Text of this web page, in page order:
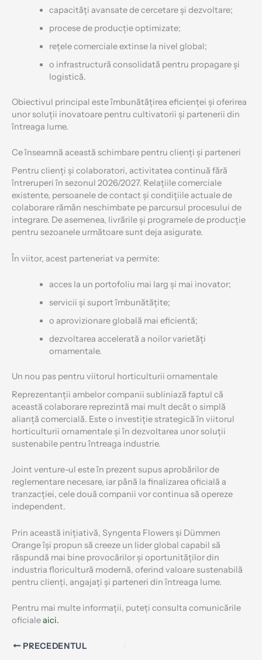
capacități avansate de cercetare și dezvoltare;
procese de producție optimizate;
rețele comerciale extinse la nivel global;
o infrastructură consolidată pentru propagare și
logistică.
Obiectivul principal este îmbunătățirea eficienței și oferirea
unor soluții inovatoare pentru cultivatorii și partenerii din
întreaga lume.
Ce înseamnă această schimbare pentru clienți și parteneri
Pentru clienți și colaboratori, activitatea continuă fără
întreruperi în sezonul 2026/2027. Relațiile comerciale
existente, persoanele de contact și condițiile actuale de
colaborare rămân neschimbate pe parcursul procesului de
integrare. De asemenea, livrările și programele de producție
pentru sezoanele următoare sunt deja asigurate.
În viitor, acest parteneriat va permite:
acces la un portofoliu mai larg și mai inovator;
servicii și suport îmbunătățite;
o aprovizionare globală mai eficientă;
dezvoltarea accelerată a noilor varietăți
ornamentale.
Un nou pas pentru viitorul horticulturii ornamentale
Reprezentanții ambelor companii subliniază faptul că
această colaborare reprezintă mai mult decât o simplă
alianță comercială. Este o investiție strategică în viitorul
horticulturii ornamentale și în dezvoltarea unor soluții
sustenabile pentru întreaga industrie.
Joint venture-ul este în prezent supus aprobărilor de
reglementare necesare, iar până la finalizarea oficială a
tranzacției, cele două companii vor continua să opereze
independent.
Prin această inițiativă, Syngenta Flowers și Dümmen
Orange își propun să creeze un lider global capabil să
răspundă mai bine provocărilor și oportunităților din
industria floricultură modernă, oferind valoare sustenabilă
pentru clienți, angajați și parteneri din întreaga lume.
Pentru mai multe informații, puteți consulta comunicările
oficialeaici.
PRECEDENTUL